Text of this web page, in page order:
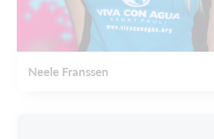
Neele Franssen